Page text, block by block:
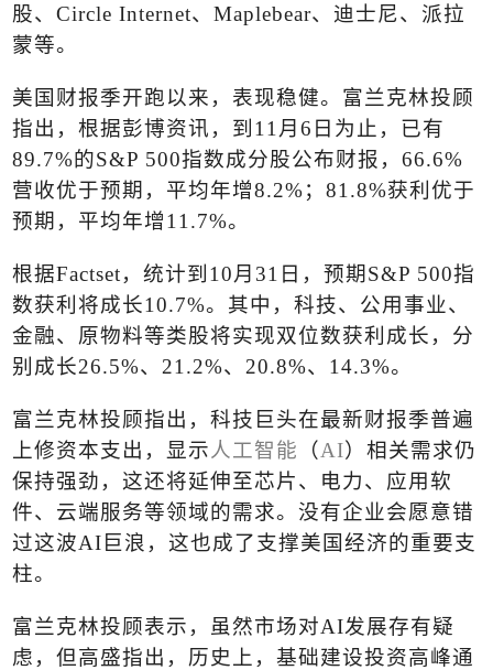
股、 Circle Internet、 Maplebear、迪士尼、派拉
蒙等。
美国财报季开跑以来，表现稳健。富兰克林投顾
指出，根据彭博资讯，到 11 月 6 日为止，已有
89.7%的S&P 500指数成分股公布财报， 66.6%
营收优于预期，平均年增8.2%； 81.8%获利优于
预期，平均年增11.7%。
根据Factset，统计到 10月 31 日，预期 S&P 500指
数获利将成长10.7%。其中，科技、公用事业、
金融、原物料等类股将实现双位数获利成长，分
别成长26.5%、 21.2%、 20.8%、 14.3%。
富兰克林投顾指出，科技巨头在最新财报季普遍
上修资本支出，显示人工智能 （AI）相关需求仍
保持强劲，这还将延伸至芯片、电力、应用软
件、云端服务等领域的需求。没有企业会愿意错
过这波AI 巨浪，这也成了支撑美国经济的重要支
柱。
富兰克林投顾表示，虽然市场对AI发展存有疑
虑，但高盛指出，历史上，基础建设投资高峰通